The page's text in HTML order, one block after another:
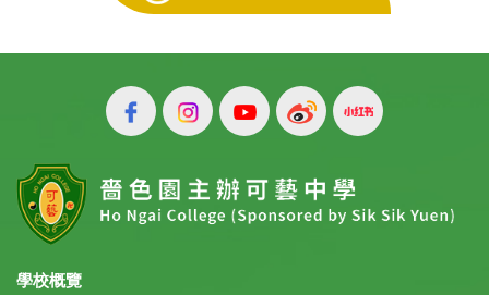
學校概覽